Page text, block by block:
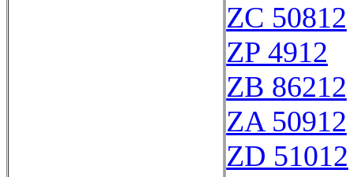
ZC 50812
ZP 4912
ZB 86212
ZA 50912
ZD 51012